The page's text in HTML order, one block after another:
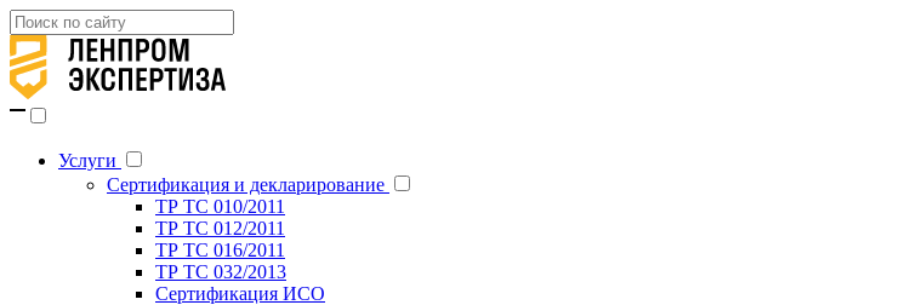
Услуги
Сертификация и декларирование
ТР ТС 010/2011
ТР ТС 012/2011
ТР ТС 016/2011
ТР ТС 032/2013
Сертификация ИСО